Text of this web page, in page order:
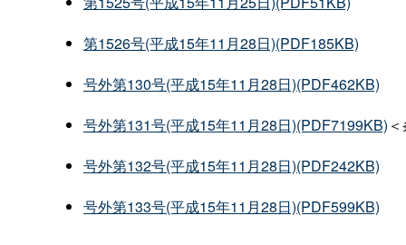
第1526号(平成15年11月28日)(PDF185KB)
号外第130号(平成15年11月28日)(PDF462KB)
号外第131号(平成15年11月28日)(PDF7199KB)
号外第132号(平成15年11月28日)(PDF242KB)
号外第133号(平成15年11月28日)(PDF599KB)